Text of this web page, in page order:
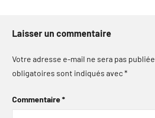
Laisser un commentaire
Votre adresse e-mail ne sera pas publiée.
obligatoires sont indiqués avec*
Commentaire*